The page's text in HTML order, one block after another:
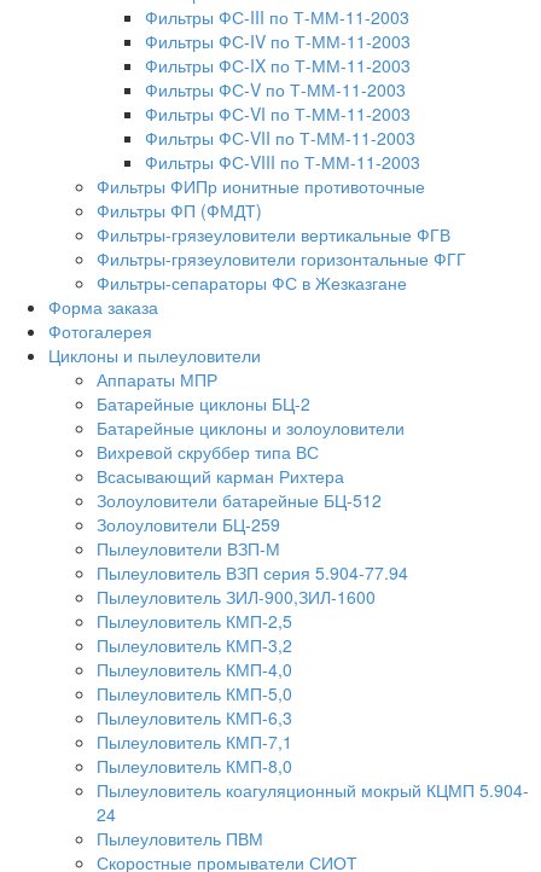
Фильтры ФС-III по Т-ММ-11-2003
Фильтры ФС-IV по Т-ММ-11-2003
Фильтры ФС-IX по Т-ММ-11-2003
Фильтры ФС-V по Т-ММ-11-2003
Фильтры ФС-VI по Т-ММ-11-2003
Фильтры ФС-VII по Т-ММ-11-2003
Фильтры ФС-VIII по Т-ММ-11-2003
Фильтры ФИПр ионитные противоточные
Фильтры ФП (ФМДТ)
Фильтры-грязеуловители вертикальные ФГВ
Фильтры-грязеуловители горизонтальные ФГГ
Фильтры-сепараторы ФС в Жезказгане
Форма заказа
Фотогалерея
Циклоны и пылеуловители
Аппараты МПР
Батарейные циклоны БЦ-2
Батарейные циклоны и золоуловители
Вихревой скруббер типа ВС
Всасывающий карман Рихтера
Золоуловители батарейные БЦ-512
Золоуловители БЦ-259
Пылеуловители ВЗП-М
Пылеуловитель ВЗП серия 5.904-77.94
Пылеуловитель ЗИЛ-900,ЗИЛ-1600
Пылеуловитель КМП-2,5
Пылеуловитель КМП-3,2
Пылеуловитель КМП-4,0
Пылеуловитель КМП-5,0
Пылеуловитель КМП-6,3
Пылеуловитель КМП-7,1
Пылеуловитель КМП-8,0
Пылеуловитель коагуляционный мокрый КЦМП 5.904-
24
Пылеуловитель ПВМ
Скоростные промыватели СИОТ